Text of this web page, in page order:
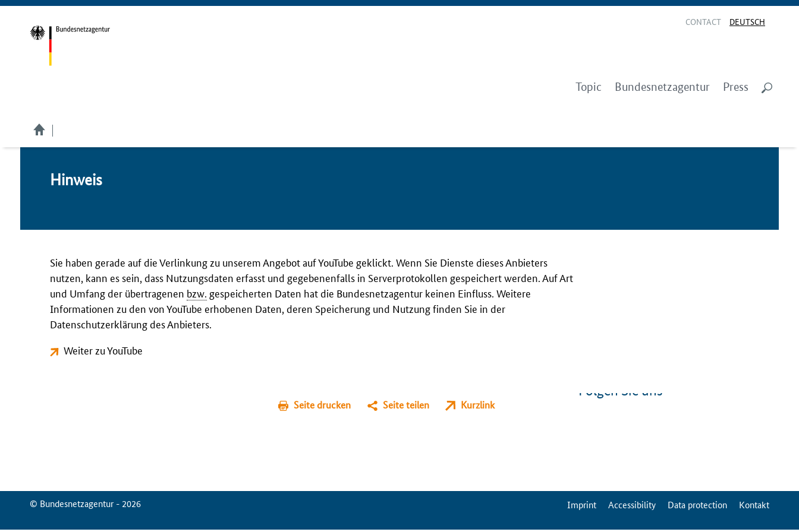
CONTACT DEUTSCH
Topic Bundesnetzagentur Press
Hin­weis
Sie haben gerade auf die Verlinkung zu unserem Angebot auf YouTube geklickt. Wenn Sie Dienste dieses Anbieters
nutzen, kann es sein, dass Nutzungsdaten erfasst und gegebenenfalls in Serverprotokollen gespeichert werden. Auf Art
und Umfang der übertragenen bzw. gespeicherten Daten hat die Bundesnetzagentur keinen Einfluss. Weitere
Informationen zu den von YouTube erhobenen Daten, deren Speicherung und Nutzung finden Sie in der
Datenschutzerklärung des Anbieters.
Weiter zu YouTube
Seite drucken Seite teilen Kurzlink
Folgen Sie uns
© Bundesnetzagentur - 2026 ServiceMenuImprint Accessibility Data protection Kontakt